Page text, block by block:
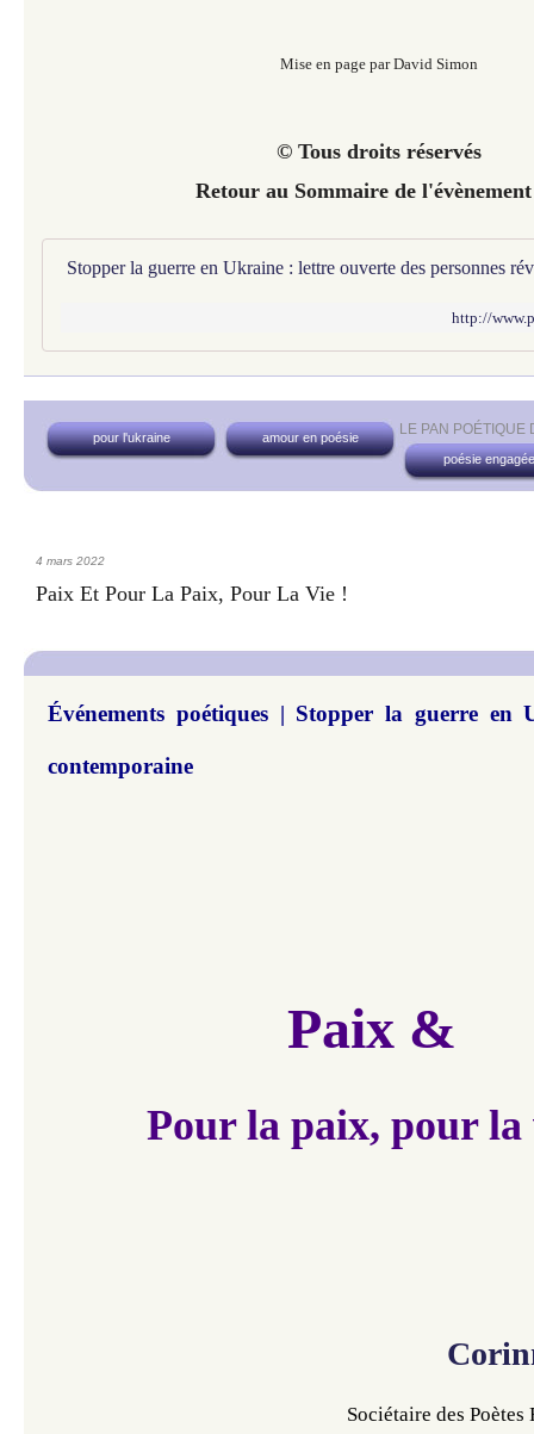
Mise en page par David Simon
© Tous droits réservés
Retour au Sommaire de l'évènement
http://
LE PAN
pour l'ukraine
amour en poésie
poésie engagée
4 mars 2022
Paix Et Pour La Paix, Pour La Vie !
Événements poétiques | Stopper la guerre en
contemporaine
Paix &
Pour la paix, pour la
Sociétaire des